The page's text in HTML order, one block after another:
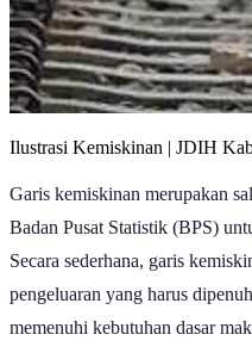
Ilustrasi Kemiskinan | JDIH
Garis kemiskinan merupakan
Badan Pusat Statistik (BPS)
Secara sederhana, garis
pengeluaran yang harus
memenuhi kebutuhan dasar